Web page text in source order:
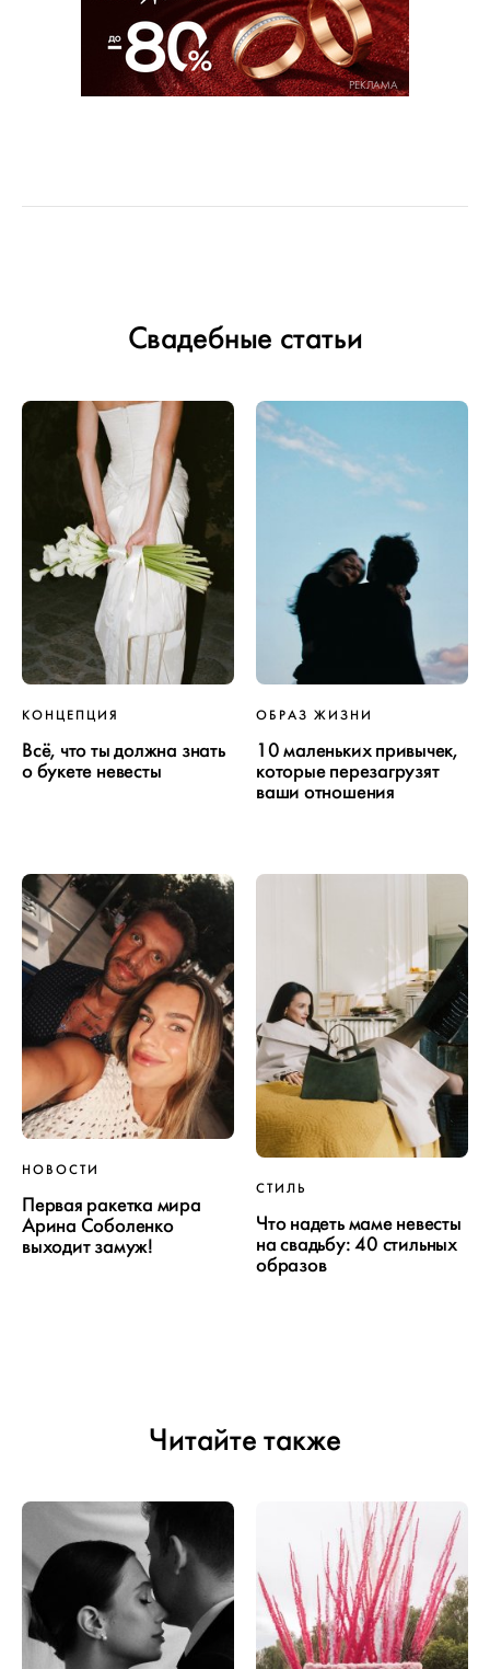
РЕКЛАМА
Свадебные статьи
КОНЦЕПЦИЯ
Всё, что ты должна знать
о букете невесты
ОБРАЗ ЖИЗНИ
10 маленьких привычек,
которые перезагрузят
ваши отношения
НОВОСТИ
Первая ракетка мира
Арина Соболенко
выходит замуж!
СТИЛЬ
Что надеть маме невесты
на свадьбу: 40 стильных
образов
Читайте также